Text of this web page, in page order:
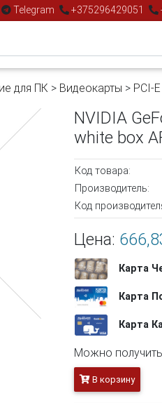
Telegram +375296429051
для ПК > Видеокарты > PCI-
NVIDIA
white box
Код товара:
Производитель:
Код
Цена:
Карта
Карта
Карта
Можно
В корзину